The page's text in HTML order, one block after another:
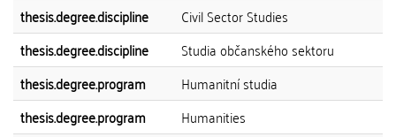
thesis.degree.discipline
Civil Sector Studies
thesis.degree.discipline
Studia občanského sektoru
thesis.degree.program
Humanitní studia
thesis.degree.program
Humanities